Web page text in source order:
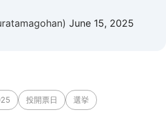
June 15, 2025
投開票日 選挙